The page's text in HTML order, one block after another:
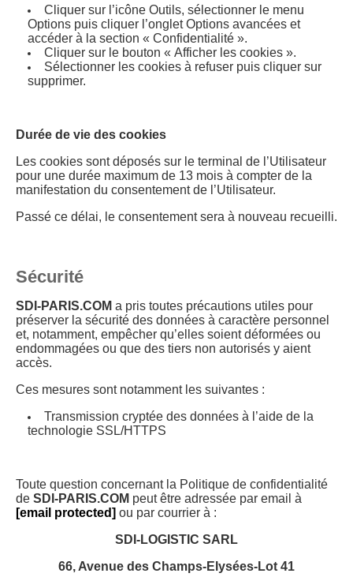
Cliquer sur l’icône Outils, sélectionner le menu
Options puis cliquer l’onglet Options avancées et
accéder à la section « Confidentialité ».
Cliquer sur le bouton « Afficher les cookies ».
Sélectionner les cookies à refuser puis cliquer sur
supprimer.
Durée de vie des cookies
Les cookies sont déposés sur le terminal de l’Utilisateur
pour une durée maximum de 13 mois à compter de la
manifestation du consentement de l’Utilisateur.
Passé ce délai, le consentement sera à nouveau recueilli.
Sécurité
SDI-PARIS.COM a pris toutes précautions utiles pour
préserver la sécurité des données à caractère personnel
et, notamment, empêcher qu’elles soient déformées ou
endommagées ou que des tiers non autorisés y aient
accès.
Ces mesures sont notamment les suivantes :
Transmission cryptée des données à l’aide de la
technologie SSL/HTTPS
Toute question concernant la Politique de confidentialité
de SDI-PARIS.COM peut être adressée par email à
[email protected] ou par courrier à :
SDI-LOGISTIC SARL
66, Avenue des Champs-Elysées-Lot 41